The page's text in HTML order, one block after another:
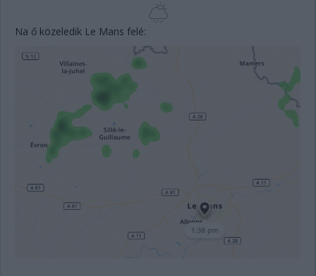
Na ő közeledik Le Mans felé: